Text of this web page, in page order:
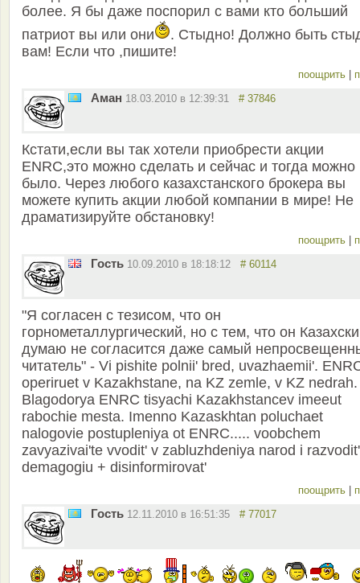
более. Я бы даже поспорил с вами кто больший
патриот вы или они
. Стыдно! Должно быть
вам! Если что ,пишите!
поощрить
Аман 18.03.2010 в 12:39:31 # 37846
Кстати,если вы так хотели приобрести акции
ENRC,это можно сделать и сейчас и тогда можно
было. Через любого казахстанского брокера вы
можете купить акции любой компании в мире! Не
драматизируйте обстановку!
поощрить
Гость 10.09.2010 в 18:18:12 # 60114
"Я согласен с тезисом, что он
горнометаллургический, но с тем, что он
думаю не согласится даже самый
читатель" - Vi pishite polnii' bred, uvazhaemii'.
operiruet v Kazakhstane, na KZ zemle, v KZ nedrah.
Blagodorya ENRC tisyachi Kazakhstancev imeeut
rabochie mesta. Imenno Kazaskhtan poluchaet
nalogovie postupleniya ot ENRC..... voobchem
zavyazivai'te vvodit' v zabluzhdeniya narod i razvodit'
demagogiu + disinformirovat'
поощрить
Гость 12.11.2010 в 16:51:35 # 77017